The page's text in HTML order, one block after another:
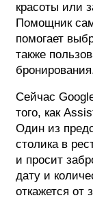
красоты или
Помощник
помогает
также
Сейчас
того, как
Один из
столика в
и просит
дату и
откажется от